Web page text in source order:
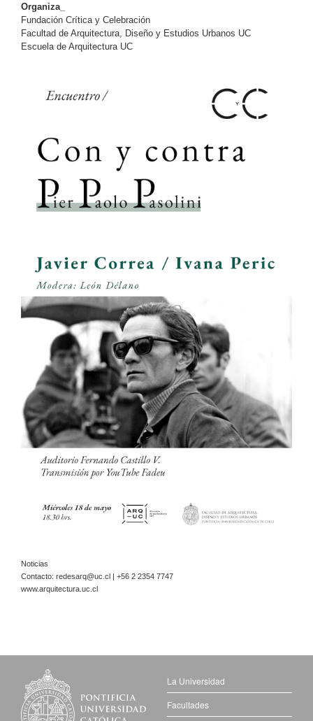
Organiza_
Fundación Crítica y Celebración
Facultad de Arquitectura, Diseño y Estudios Urbanos UC
Escuela de Arquitectura UC
Noticias
Contacto: redesarq@uc.cl | +56 2 2354 7747
www.arquitectura.uc.cl
La Universidad
Facultades